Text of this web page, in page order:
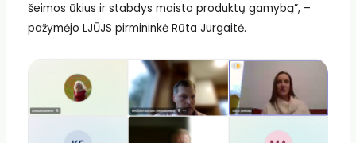
šeimos ūkius ir stabdys maisto produktų gamybą”, –
pažymėjo LJŪJS pirmininkė Rūta Jurgaitė.